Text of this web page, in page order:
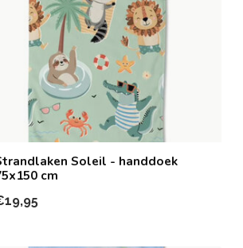
Soleil - handdoek
cm